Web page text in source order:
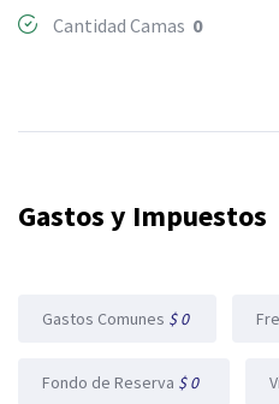
Cantidad Camas 0
Gastos y Impuestos
Gastos Comunes $ 0
Fondo de Reserva $ 0